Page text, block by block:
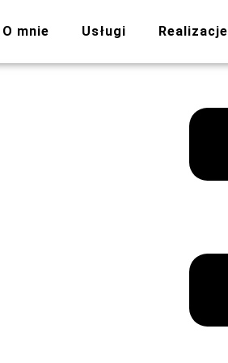
O mnie Usługi Realizacje